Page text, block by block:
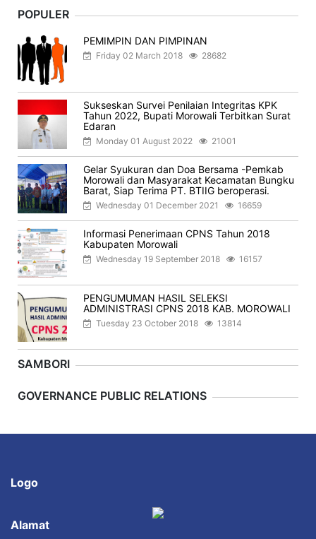
POPULER
PEMIMPIN DAN PIMPINAN
Friday 02 March 2018 28682
Sukseskan Survei Penilaian Integritas KPK
Tahun 2022, Bupati Morowali Terbitkan Surat
Edaran
Monday 01 August 2022 21001
Gelar Syukuran dan Doa Bersama -Pemkab
Morowali dan Masyarakat Kecamatan Bungku
Barat, Siap Terima PT. BTIIG beroperasi.
Wednesday 01 December 2021 16659
Informasi Penerimaan CPNS Tahun 2018
Kabupaten Morowali
Wednesday 19 September 2018 16157
PENGUMUMAN HASIL SELEKSI
ADMINISTRASI CPNS 2018 KAB. MOROWALI
Tuesday 23 October 2018 13814
SAMBORI
Previous
GOVERNANCE PUBLIC RELATIONS
Logo
Alamat